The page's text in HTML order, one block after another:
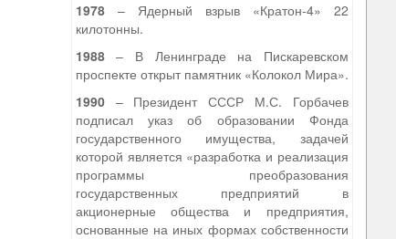
1978– Ядерный взрыв «Кратон-4» 22
килотонны.
1988– В Ленинграде на Пискаревском
проспекте открыт памятник «Колокол Мира».
1990– Президент СССР М.С. Горбачев
подписал указ об образовании Фонда
государственного имущества, задачей
которой является «разработка и реализация
программы преобразования
государственных предприятий в
акционерные общества и предприятия,
основанные на иных формах собственности